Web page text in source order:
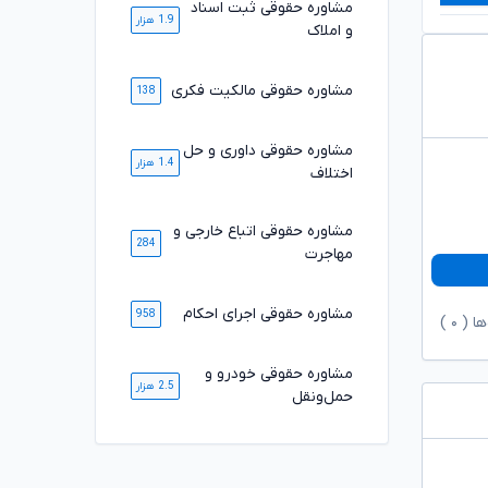
( ۰
مشاوره حقوقی ثبت اسناد
و املاک
1.9 هزار
مشاوره حقوقی مالکیت فکری 138
مشاوره حقوقی داوری و حل
اختلاف
1.4 هزار
مشاوره حقوقی اتباع خارجی و
مهاجرت
284
مشاوره حقوقی اجرای احکام 958
مشاوره حقوقی خودرو و
حمل‌ونقل
2.5 هزار